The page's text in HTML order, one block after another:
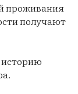
проживания
получают